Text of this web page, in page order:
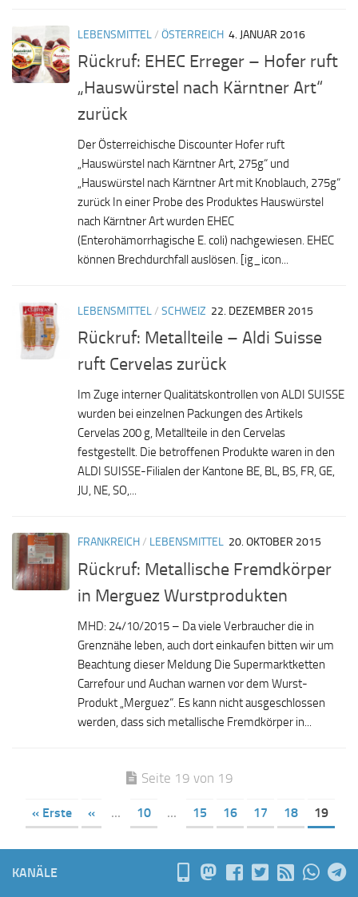
LEBENSMITTEL/ ÖSTERREICH 4. JANUAR 2016
Rückruf: EHEC Erreger – Hofer ruft
„Hauswürstel nach Kärntner Art“
zurück
Der Österreichische Discounter Hofer ruft
„Hauswürstel nach Kärntner Art, 275g“ und
„Hauswürstel nach Kärntner Art mit Knoblauch, 275g“
zurück In einer Probe des Produktes Hauswürstel
nach Kärntner Art wurden EHEC
(Enterohämorrhagische E. coli) nachgewiesen. EHEC
können Brechdurchfall auslösen. [ig_icon...
LEBENSMITTEL/ SCHWEIZ 22. DEZEMBER 2015
Rückruf: Metallteile – Aldi Suisse
ruft Cervelas zurück
Im Zuge interner Qualitätskontrollen von ALDI SUISSE
wurden bei einzelnen Packungen des Artikels
Cervelas 200 g, Metallteile in den Cervelas
festgestellt. Die betroffenen Produkte waren in den
ALDI SUISSE-Filialen der Kantone BE, BL, BS, FR, GE,
JU, NE, SO,...
FRANKREICH/ LEBENSMITTEL 20. OKTOBER 2015
Rückruf: Metallische Fremdkörper
in Merguez Wurstprodukten
MHD: 24/10/2015 – Da viele Verbraucher die in
Grenznähe leben, auch dort einkaufen bitten wir um
Beachtung dieser Meldung Die Supermarktketten
Carrefour und Auchan warnen vor dem Wurst-
Produkt „Merguez“. Es kann nicht ausgeschlossen
werden, dass sich metallische Fremdkörper in...
Seite 19 von 19
« Erste « ... 10 ... 15 16 17 18 19
KANÄLE